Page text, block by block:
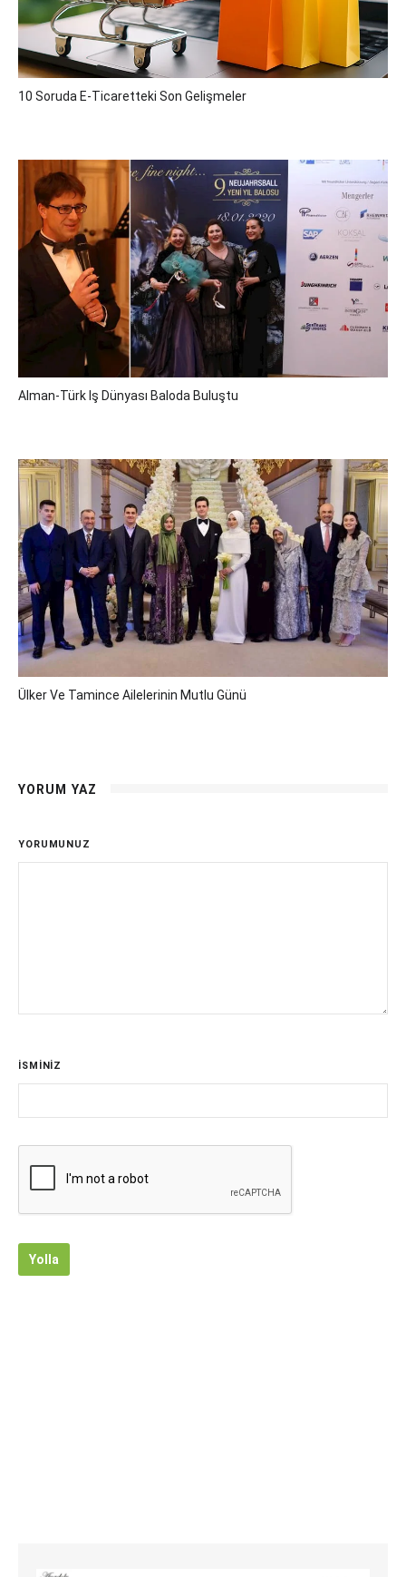
10 Soruda E-Ticaretteki Son Gelişmeler
Alman-Türk Iş Dünyası Baloda Buluştu
Ülker Ve Tamince Ailelerinin Mutlu Günü
YORUM YAZ
YORUMUNUZ
İSMİNİZ
Yolla